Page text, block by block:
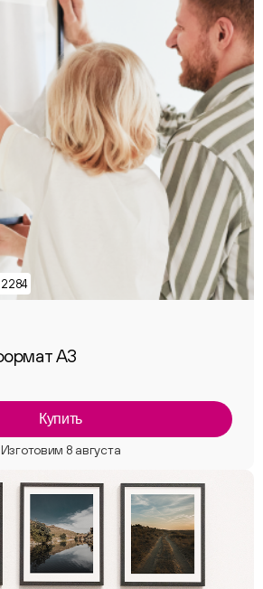
А3
Купить